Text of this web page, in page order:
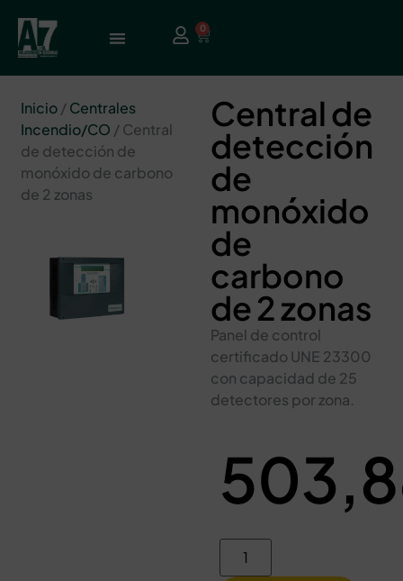
0
Inicio /Centrales
Incendio/CO / Central
de detección de
monóxido de carbono
de 2 zonas
Central de
detección
de
monóxido
de
carbono
de 2 zonas
Panel de control
certificado UNE 23300
con capacidad de 25
detectores por zona.